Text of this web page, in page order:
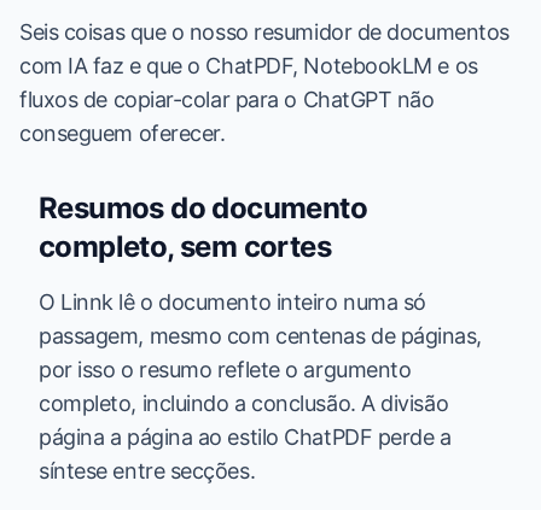
Seis coisas que o nosso resumidor de documentos
com IA faz e que o ChatPDF, NotebookLM e os
fluxos de copiar-colar para o ChatGPT não
conseguem oferecer.
Resumos do documento
completo, sem cortes
O Linnk lê o documento inteiro numa só
passagem, mesmo com centenas de páginas,
por isso o resumo reflete o argumento
completo, incluindo a conclusão. A divisão
página a página ao estilo ChatPDF perde a
síntese entre secções.